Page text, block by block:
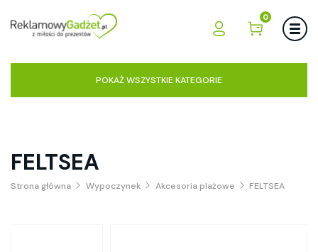
0
POKAŻ WSZYSTKIE KATEGORIE
FELTSEA
Strona główna Wypoczynek Akcesoria plażowe FELTSEA